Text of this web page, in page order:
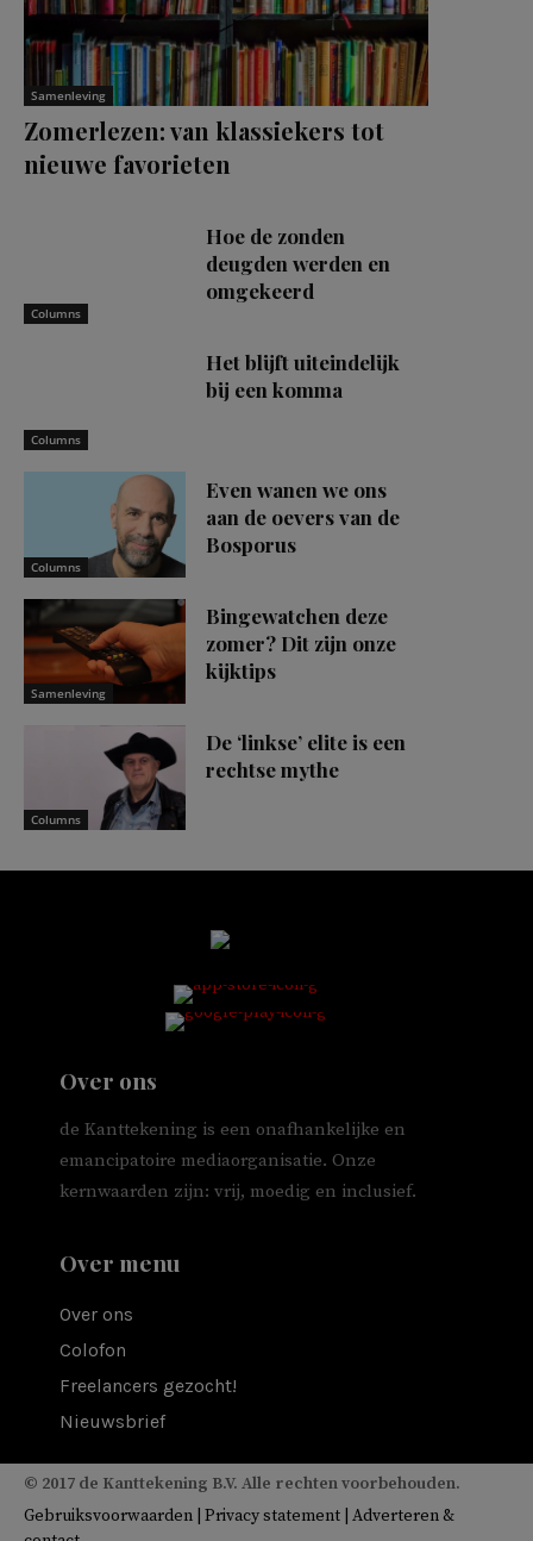
Samenleving
Zomerlezen: van klassiekers tot
nieuwe favorieten
Columns
Hoe de zonden
deugden werden en
omgekeerd
Columns
Het blijft uiteindelijk
bij een komma
Columns
Even wanen we ons
aan de oevers van de
Bosporus
Samenleving
Bingewatchen deze
zomer? Dit zijn onze
kijktips
Columns
De ‘linkse’ elite is een
rechtse mythe
Over ons
de Kanttekening is een onafhankelijke en
emancipatoire mediaorganisatie. Onze
kernwaarden zijn: vrij, moedig en inclusief.
Over menu
Over ons
Colofon
Freelancers gezocht!
Nieuwsbrief
© 2017 de Kanttekening B.V. Alle rechten voorbehouden.
Gebruiksvoorwaarden Privacy statement Adverteren &